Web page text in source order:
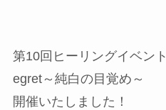
第10回ヒーリングイベント
egret～純白の目覚め～
開催いたしました！